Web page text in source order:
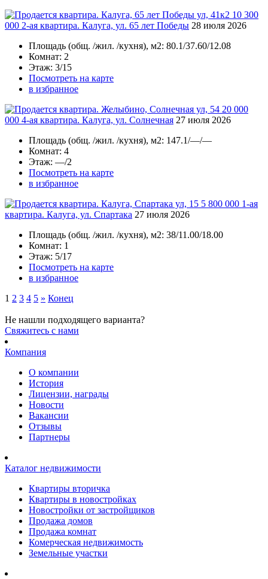
10 300
000 2-ая квартира. Калуга, ул. 65 лет Победы 28 июля 2026
Площадь (общ. /жил. /кухня), м2: 80.1/37.60/12.08
Комнат: 2
Этаж: 3/15
Посмотреть на карте
в избранное
20 000
000 4-ая квартира. Калуга, ул. Солнечная 27 июля 2026
Площадь (общ. /жил. /кухня), м2: 147.1/—/—
Комнат: 4
Этаж: —/2
Посмотреть на карте
в избранное
5 800 000 1-ая
квартира. Калуга, ул. Спартака 27 июля 2026
Площадь (общ. /жил. /кухня), м2: 38/11.00/18.00
Комнат: 1
Этаж: 5/17
Посмотреть на карте
в избранное
1 2 3 4 5 » Конец
Не нашли подходящего варианта?
Cвяжитесь с нами
Компания
О компании
История
Лицензии, награды
Новости
Вакансии
Отзывы
Партнеры
Каталог недвижимости
Квартиры вторичка
Квартиры в новостройках
Новостройки от застройщиков
Продажа домов
Продажа комнат
Комерческая недвижимость
Земельные участки